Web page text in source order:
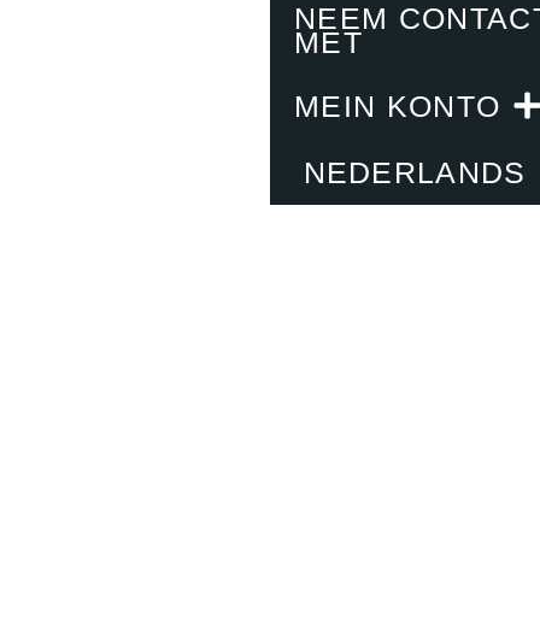
NEEM
MET
MEIN KONTO
NEDERLANDS